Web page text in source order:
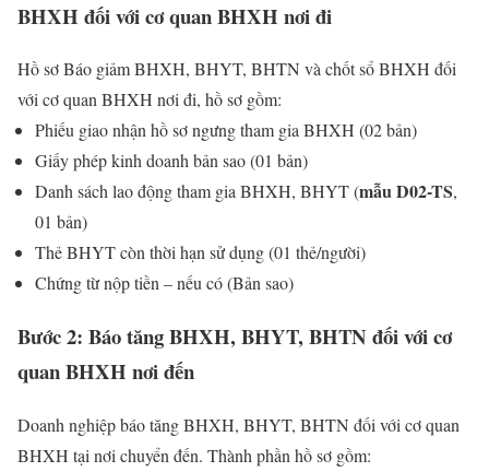
BHXH đối với cơ quan BHXH nơi đi
Hồ sơ Báo giảm BHXH, BHYT, BHTN và chốt sổ BHXH đối
với cơ quan BHXH nơi đi, hồ sơ gồm:
Phiếu giao nhận hồ sơ ngưng tham gia BHXH (02 bản)
Giấy phép kinh doanh bản sao (01 bản)
Danh sách lao động tham gia BHXH, BHYT (mẫu D02-TS,
01 bản)
Thẻ BHYT còn thời hạn sử dụng (01 thẻ/người)
Chứng từ nộp tiền – nếu có (Bản sao)
Bước 2: Báo tăng BHXH, BHYT, BHTN đối với cơ
quan BHXH nơi đến
Doanh nghiệp báo tăng BHXH, BHYT, BHTN đối với cơ quan
BHXH tại nơi chuyển đến. Thành phần hồ sơ gồm: